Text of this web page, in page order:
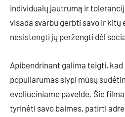
individualų jautrumą ir
visada svarbu gerbti savo ir kitų
nesistengti jų peržengti dėl
Apibendrinant galima teigti,
populiarumas slypi mūsų
evoliuciniame pavelde. Šie
tyrinėti savo baimes, patirti